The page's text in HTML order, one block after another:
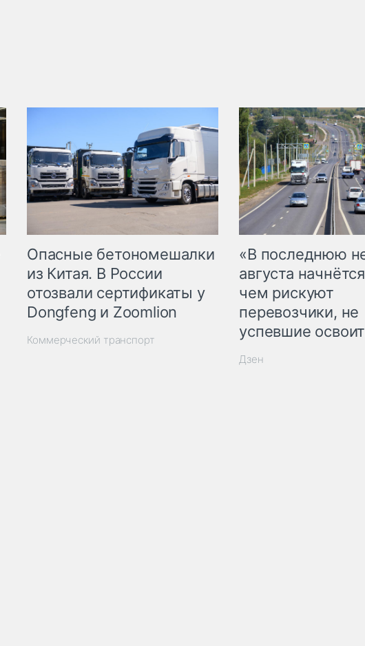
Опасные бетономешалки
из Китая. В России
отозвали сертификаты у
Dongfeng и Zoomlion
Коммерческий транспорт
«В последнюю
августа
чем рискуют
перевозчики, не
успевшие
Дзен